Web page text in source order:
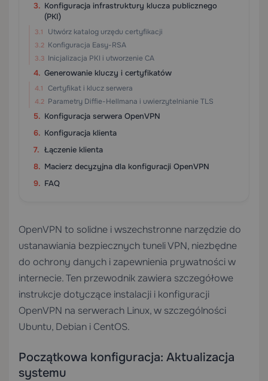
Konfiguracja infrastruktury klucza publicznego
(PKI)
Utwórz katalog urzędu certyfikacji
Konfiguracja Easy-RSA
Inicjalizacja PKI i utworzenie CA
Generowanie kluczy i certyfikatów
Certyfikat i klucz serwera
Parametry Diffie-Hellmana i uwierzytelnianie TLS
Konfiguracja serwera OpenVPN
Konfiguracja klienta
Łączenie klienta
Macierz decyzyjna dla konfiguracji OpenVPN
FAQ
OpenVPN to solidne i wszechstronne narzędzie do
ustanawiania bezpiecznych tuneli VPN, niezbędne
do ochrony danych i zapewnienia prywatności w
internecie. Ten przewodnik zawiera szczegółowe
instrukcje dotyczące instalacji i konfiguracji
OpenVPN na serwerach Linux, w szczególności
Ubuntu, Debian i CentOS.
Początkowa konfiguracja: Aktualizacja
systemu